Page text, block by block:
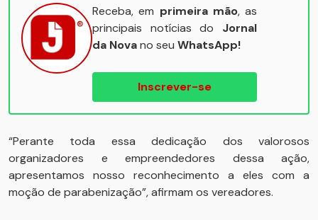
Receba, em primeira mão, as
principais notícias do Jornal
da Novano seu WhatsApp!
Inscrever-se
“Perante toda essa dedicação dos valorosos
organizadores e empreendedores dessa ação,
apresentamos nosso reconhecimento a eles com a
moção de parabenização”, afirmam os vereadores.